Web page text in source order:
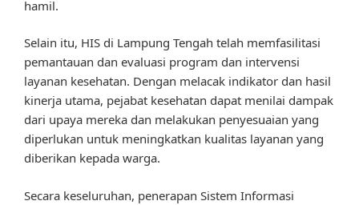
hamil.
Selain itu, HIS di Lampung Tengah telah memfasilitasi
pemantauan dan evaluasi program dan intervensi
layanan kesehatan. Dengan melacak indikator dan hasil
kinerja utama, pejabat kesehatan dapat menilai dampak
dari upaya mereka dan melakukan penyesuaian yang
diperlukan untuk meningkatkan kualitas layanan yang
diberikan kepada warga.
Secara keseluruhan, penerapan Sistem Informasi